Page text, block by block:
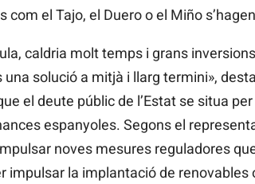
el Tajo, el Duero o el Miño
caldria molt temps i grans
solució a mitjà i llarg termini»,
el deute públic de l’Estat se situa
espanyoles. Segons el
noves mesures reguladores
la implantació de renovables